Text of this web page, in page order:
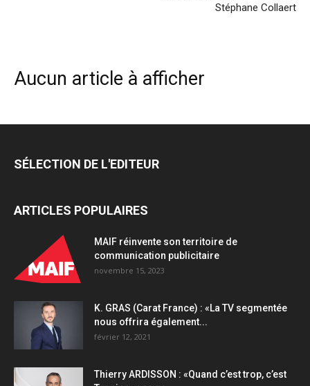
Stéphane Collaert
Aucun article à afficher
SÉLECTION DE L'EDITEUR
ARTICLES POPULAIRES
MAIF réinvente son territoire de
communication publicitaire
novembre 15, 2023
K. GRAS (Carat France) : «La TV segmentée
nous offrira également...
février 12, 2021
Thierry ARDISSON : «Quand c’est trop, c’est